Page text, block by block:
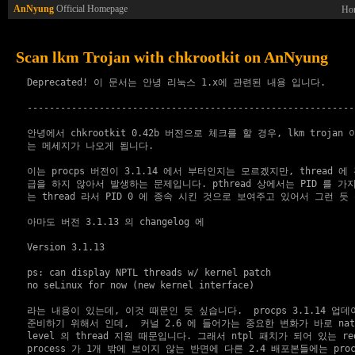
AnNyung Official Homepage
Scan lkm Trojan with chkrootkit on AnNyung
  Deprecated! 이 문서는 안녕 리눅스 1.x에 관련된 내용 입니다.
  -----------------------------------------------------------
안녕에서 chkrootkit 0.42b 버전으로 체크를 할 경우, lkm trojan
  는 메세지가 나오게 됩니다.
이는 procps 버전이 3.1.14 에서 부터인지는 모르겠지만, thread 에
급을 하지 않아서 발생하는 문제입니다. pthread 상에서는 PID 를 가
는 thread 라서 PID 0 에 종속 시킨 것으로 보여주고 있어서 그런 듯
  아마도 버전 3.1.13 의 changelog 에
  Version 3.1.13
  ps: can display NPTL threads w/ kernel patch
  no seLinux for now (new kernel interface)
라는 내용이 있는데, 이것 때문인 듯 싶습니다.  procps 3.1.14 업데
준비하기 위해서 인데,  커널 2.6 에 들어가는 중요한 변화가 바로
level 의 thread 지원 때문입니다. 그래서 ntpl 패치가 되어 있는
process 가 1개 밖에 보이지 않는 반면에 다른 2.4 배포본들에는